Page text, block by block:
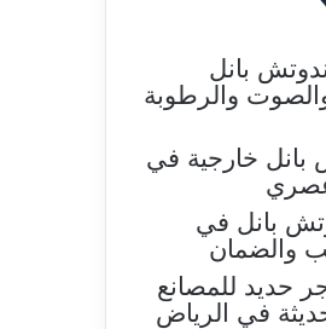
بانل
والرطوبة
خارجية في
بانل في
والضمان
حديد للمصانع
في الرياض